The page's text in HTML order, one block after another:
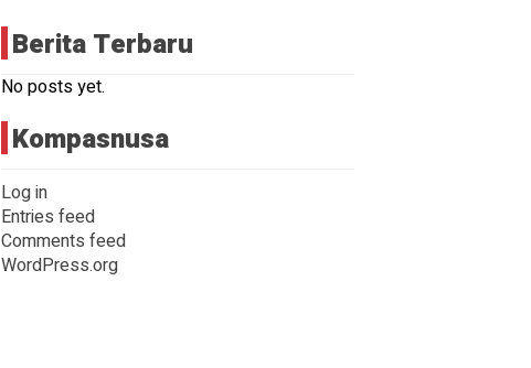
Berita Terbaru
No posts yet.
Kompasnusa
Log in
Entries feed
Comments feed
WordPress.org